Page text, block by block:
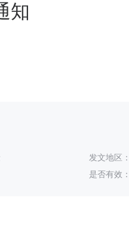
知
发文地区：
是否有效：